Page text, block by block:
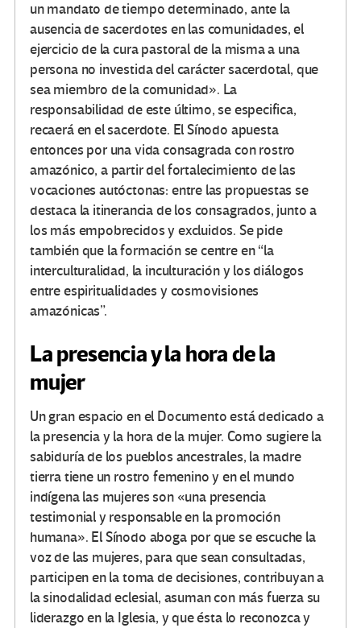
un mandato de tiempo determinado, ante la
ausencia de sacerdotes en las comunidades, el
ejercicio de la cura pastoral de la misma a una
persona no investida del carácter sacerdotal, que
sea miembro de la comunidad». La
responsabilidad de este último, se especifica,
recaerá en el sacerdote. El Sínodo apuesta
entonces por una vida consagrada con rostro
amazónico, a partir del fortalecimiento de las
vocaciones autóctonas: entre las propuestas se
destaca la itinerancia de los consagrados, junto a
los más empobrecidos y excluidos. Se pide
también que la formación se centre en “la
interculturalidad, la inculturación y los diálogos
entre espiritualidades y cosmovisiones
amazónicas”.
La presencia y la hora de la
mujer
Un gran espacio en el Documento está dedicado a
la presencia y la hora de la mujer. Como sugiere la
sabiduría de los pueblos ancestrales, la madre
tierra tiene un rostro femenino y en el mundo
indígena las mujeres son «una presencia
testimonial y responsable en la promoción
humana». El Sínodo aboga por que se escuche la
voz de las mujeres, para que sean consultadas,
participen en la toma de decisiones, contribuyan a
la sinodalidad eclesial, asuman con más fuerza su
liderazgo en la Iglesia, y que ésta lo reconozca y